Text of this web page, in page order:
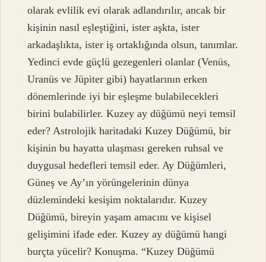
olarak evlilik evi olarak adlandırılır, ancak bir
kişinin nasıl eşleştiğini, ister aşkta, ister
arkadaşlıkta, ister iş ortaklığında olsun, tanımlar.
Yedinci evde güçlü gezegenleri olanlar (Venüs,
Uranüs ve Jüpiter gibi) hayatlarının erken
dönemlerinde iyi bir eşleşme bulabilecekleri
birini bulabilirler. Kuzey ay düğümü neyi temsil
eder? Astrolojik haritadaki Kuzey Düğümü, bir
kişinin bu hayatta ulaşması gereken ruhsal ve
duygusal hedefleri temsil eder. Ay Düğümleri,
Güneş ve Ay’ın yörüngelerinin dünya
düzlemindeki kesişim noktalarıdır. Kuzey
Düğümü, bireyin yaşam amacını ve kişisel
gelişimini ifade eder. Kuzey ay düğümü hangi
burçta yücelir? Konuşma. “Kuzey Düğümü